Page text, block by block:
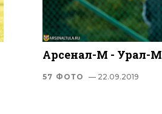
Арсенал-М - Урал-М
57 ФОТО — 22.09.2019